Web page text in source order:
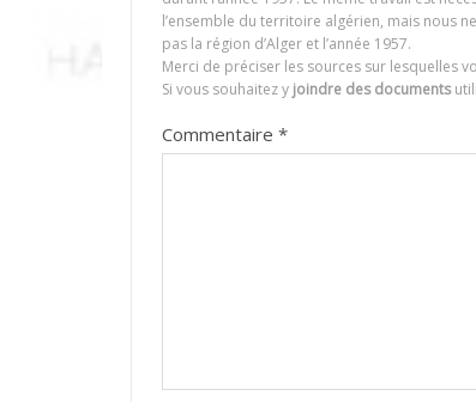
l’ensemble du territoire algérien, mais nous
pas la région d’Alger et l’année 1957.
Merci de préciser les sources sur lesquelles
Si vous souhaitez y joindre des documents
Commentaire *